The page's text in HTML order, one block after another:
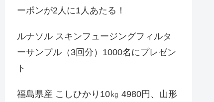
ーポンが2人に1人あたる！
ルナソル スキンフュージングフィルタ
ーサンプル（3回分）1000名にプレゼン
ト
福島県産 こしひかり10㎏ 4980円、山形